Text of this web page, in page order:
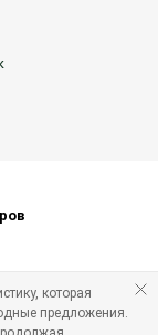
которая
предложения.